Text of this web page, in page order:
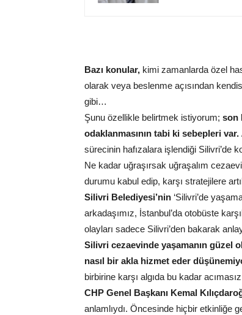
Bazı konular, kimi zamanlarda özel
olarak veya beslenme açısından
gibi…
Şunu özellikle belirtmek istiyorum; son
odaklanmasının tabi ki sebepleri var.
sürecinin hafızalara işlendiği Silivri’de
Ne kadar uğraşırsak uğraşalım
durumu kabul edip, karşı stratejilere
Silivri Belediyesi’nin ‘Silivri’de
arkadaşımız, İstanbul’da otobüste
olayları sadece Silivri’den bakarak
Silivri cezaevinde yaşamanın güzel
nasıl bir akla hizmet eder
birbirine karşı algıda bu kadar
CHP Genel Başkanı Kemal
anlamlıydı. Öncesinde hiçbir etkinliğe